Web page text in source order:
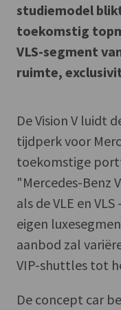
studiemodel
toekomstig
VLS-segment
ruimte,
De Vision V luidt
tijdperk voor
toekomstige
"Mercedes-Benz
als de VLE en
eigen
aanbod zal
VIP-shuttles tot
De concept car